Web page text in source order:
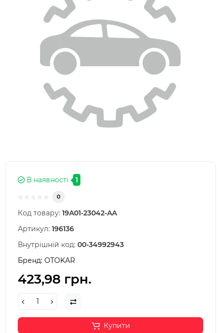
В наявності 1
0
Код товару: 19A01-23042-AA
Артикул: 196136
Внутрішній код: 00-34992943
Бренд: OTOKAR
423,98 грн.
Купити